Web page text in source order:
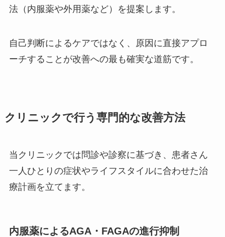
法（内服薬や外用薬など）を提案します。
自己判断によるケアではなく、原因に直接アプロ
ーチすることが改善への最も確実な道筋です。
クリニックで行う専門的な改善方法
当クリニックでは問診や診察に基づき、患者さん
一人ひとりの症状やライフスタイルに合わせた治
療計画を立てます。
内服薬によるAGA・FAGAの進行抑制